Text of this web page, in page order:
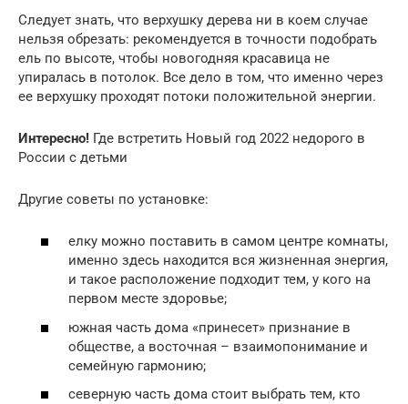
Следует знать, что верхушку дерева ни в коем случае
нельзя обрезать: рекомендуется в точности подобрать
ель по высоте, чтобы новогодняя красавица не
упиралась в потолок. Все дело в том, что именно через
ее верхушку проходят потоки положительной энергии.
Интересно! Где встретить Новый год 2022 недорого в
России с детьми
Другие советы по установке:
елку можно поставить в самом центре комнаты,
именно здесь находится вся жизненная энергия,
и такое расположение подходит тем, у кого на
первом месте здоровье;
южная часть дома «принесет» признание в
обществе, а восточная – взаимопонимание и
семейную гармонию;
северную часть дома стоит выбрать тем, кто